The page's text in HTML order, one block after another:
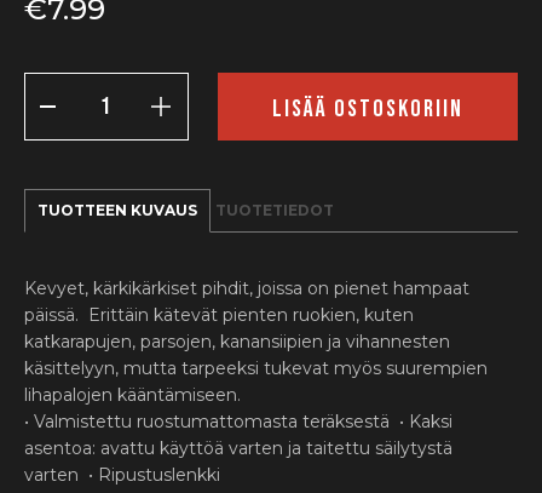
€7.99
Mereneläväpihdit
määrä
LISÄÄ OSTOSKORIIN
TUOTTEEN KUVAUS TUOTETIEDOT
Kevyet, kärkikärkiset pihdit, joissa on pienet hampaat
päissä. Erittäin kätevät pienten ruokien, kuten
katkarapujen, parsojen, kanansiipien ja vihannesten
käsittelyyn, mutta tarpeeksi tukevat myös suurempien
lihapalojen kääntämiseen.
• Valmistettu ruostumattomasta teräksestä • Kaksi
asentoa: avattu käyttöä varten ja taitettu säilytystä
varten • Ripustuslenkki